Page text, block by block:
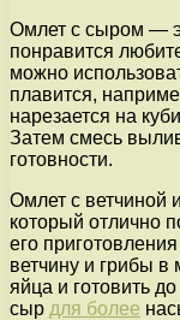
Омлет с сыром —
понравится
можно
плавится,
нарезается на
Затем смесь
готовности.
Омлет с ветчиной
который отлично
его
ветчину и грибы в
яйца и готовить
сыр для более